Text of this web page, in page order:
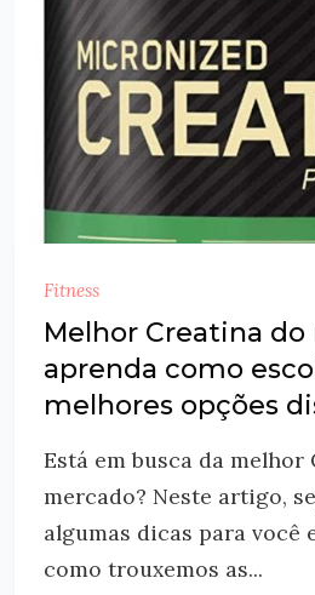
Fitness
Melhor Creatina do
aprenda como
melhores opções
Está em busca da melhor
mercado? Neste artigo,
algumas dicas para você
como trouxemos as...